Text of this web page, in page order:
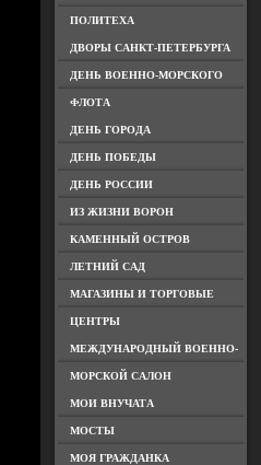
ПОЛИТЕХА
ДВОРЫ САНКТ-ПЕТЕРБУРГА
ДЕНЬ ВОЕННО-МОРСКОГО
ФЛОТА
ДЕНЬ ГОРОДА
ДЕНЬ ПОБЕДЫ
ДЕНЬ РОССИИ
ИЗ ЖИЗНИ ВОРОН
КАМЕННЫЙ ОСТРОВ
ЛЕТНИЙ САД
МАГАЗИНЫ И ТОРГОВЫЕ
ЦЕНТРЫ
МЕЖДУНАРОДНЫЙ ВОЕННО-
МОРСКОЙ САЛОН
МОИ ВНУЧАТА
МОСТЫ
МОЯ ГРАЖДАНКА